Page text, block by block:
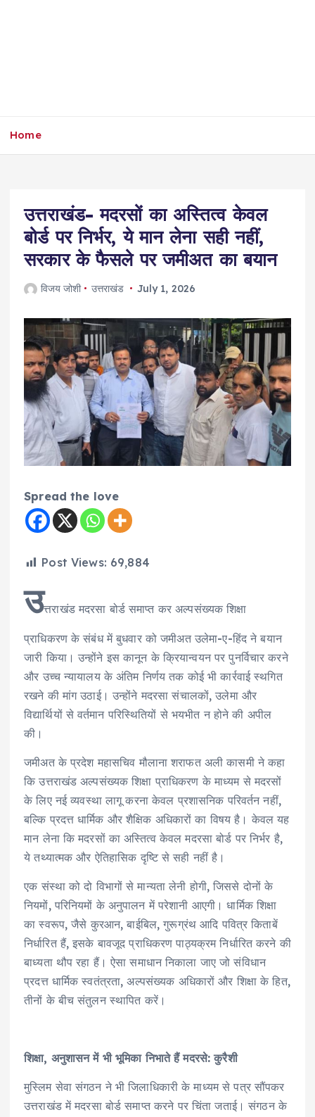
Home
उत्तराखंड- मदरसों का अस्तित्व केवल
बोर्ड पर निर्भर, ये मान लेना सही नहीं,
सरकार के फैसले पर जमीअत का बयान
विजय जोशी उत्तराखंड July 1, 2026
Spread the love
Post Views: 69,884
उत्तराखंड मदरसा बोर्ड समाप्त कर अल्पसंख्यक शिक्षा
प्राधिकरण के संबंध में बुधवार को जमीअत उलेमा-ए-हिंद ने बयान
जारी किया। उन्होंने इस कानून के क्रियान्वयन पर पुनर्विचार करने
और उच्च न्यायालय के अंतिम निर्णय तक कोई भी कार्रवाई स्थगित
रखने की मांग उठाई। उन्होंने मदरसा संचालकों, उलेमा और
विद्यार्थियों से वर्तमान परिस्थितियों से भयभीत न होने की अपील
की।
जमीअत के प्रदेश महासचिव मौलाना शराफत अली कासमी ने कहा
कि उत्तराखंड अल्पसंख्यक शिक्षा प्राधिकरण के माध्यम से मदरसों
के लिए नई व्यवस्था लागू करना केवल प्रशासनिक परिवर्तन नहीं,
बल्कि प्रदत्त धार्मिक और शैक्षिक अधिकारों का विषय है। केवल यह
मान लेना कि मदरसों का अस्तित्व केवल मदरसा बोर्ड पर निर्भर है,
ये तथ्यात्मक और ऐतिहासिक दृष्टि से सही नहीं है।
एक संस्था को दो विभागों से मान्यता लेनी होगी, जिससे दोनों के
नियमों, परिनियमों के अनुपालन में परेशानी आएगी। धार्मिक शिक्षा
का स्वरूप, जैसे कुरआन, बाईबिल, गुरूग्रंथ आदि पवित्र किताबें
निर्धारित हैं, इसके बावजूद प्राधिकरण पाठ्यक्रम निर्धारित करने की
बाध्यता थौप रहा हैं। ऐसा समाधान निकाला जाए जो संविधान
प्रदत्त धार्मिक स्वतंत्रता, अल्पसंख्यक अधिकारों और शिक्षा के हित,
तीनों के बीच संतुलन स्थापित करें।
शिक्षा, अनुशासन में भी भूमिका निभाते हैं मदरसे: कुरैशी
मुस्लिम सेवा संगठन ने भी जिलाधिकारी के माध्यम से पत्र सौंपकर
उत्तराखंड में मदरसा बोर्ड समाप्त करने पर चिंता जताई। संगठन के